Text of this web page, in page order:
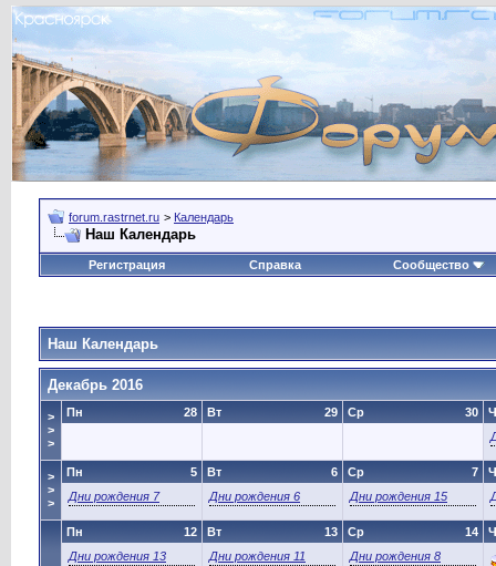
forum.rastrnet.ru > Календарь
Наш Календарь
Регистрация Справка Сообщество
Наш Календарь
Декабрь 2016
>
>
>
28
Пн 29
Вт 30
Ср
>
>
>
5
Пн
Дни рождения 7
6
Вт
Дни рождения 6
7
Ср
Дни рождения 15
12
Пн
Дни рождения 13
13
Вт
Дни рождения 11
14
Ср
Дни рождения 8